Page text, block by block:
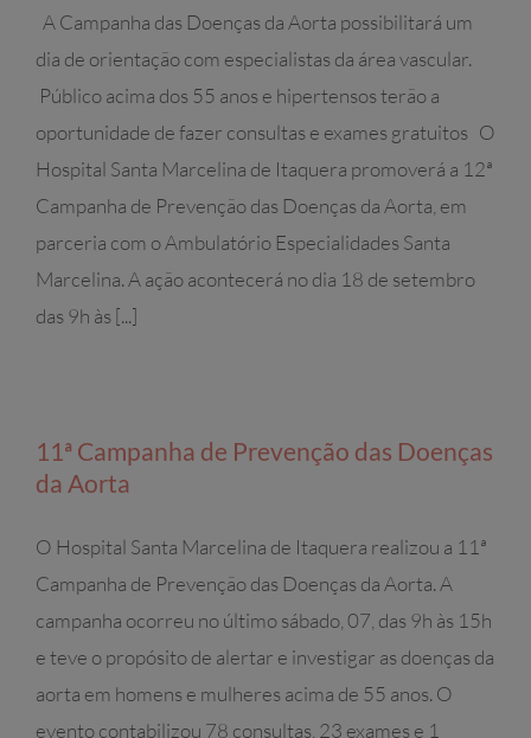
A Campanha das Doenças da Aorta possibilitará um
dia de orientação com especialistas da área vascular.
Público acima dos 55 anos e hipertensos terão a
oportunidade de fazer consultas e exames gratuitos O
Hospital Santa Marcelina de Itaquera promoverá a 12ª
Campanha de Prevenção das Doenças da Aorta, em
parceria com o Ambulatório Especialidades Santa
Marcelina. A ação acontecerá no dia 18 de setembro
das 9h às [...]
11ª Campanha de Prevenção das Doenças
da Aorta
O Hospital Santa Marcelina de Itaquera realizou a 11ª
Campanha de Prevenção das Doenças da Aorta. A
campanha ocorreu no último sábado, 07, das 9h às 15h
e teve o propósito de alertar e investigar as doenças da
aorta em homens e mulheres acima de 55 anos. O
evento contabilizou 78 consultas, 23 exames e 1